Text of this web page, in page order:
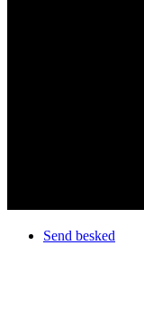
Send besked